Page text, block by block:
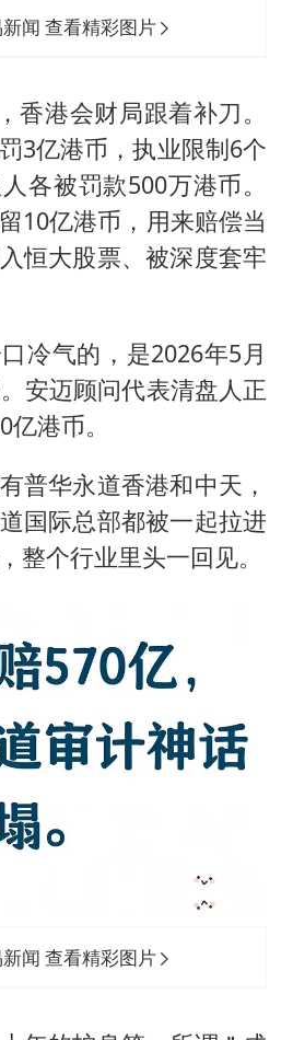
闻 查看精彩图片
香港会财局跟着补刀。
3亿港币，执业限制6个
各被罚款500万港币。
10亿港币，用来赔偿当
恒大股票、被深度套牢
冷气的，是2026年5月
安迈顾问代表清盘人正
港币。
普华永道香港和中天，
国际总部都被一起拉进
整个行业里头一回见。
闻 查看精彩图片